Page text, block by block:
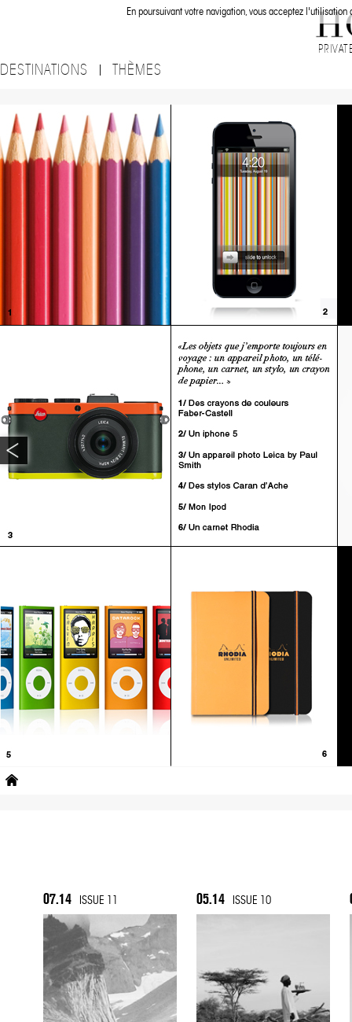
En poursuivant votre navigation, vous acceptez
DESTINATIONS THÈMES
07.14 ISSUE 11 05.14 ISSUE 10